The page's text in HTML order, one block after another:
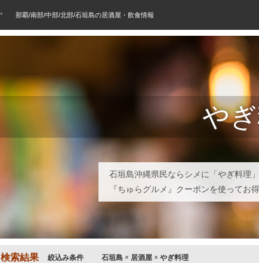
那覇/南部/中部/北部/石垣島の居酒屋・飲食情報
や
石垣島沖縄県民ならシメに「やぎ料理
『ちゅらグルメ』クーポンを使ってお
検索結果 絞込み条件 石垣島 × 居酒屋 × やぎ料理